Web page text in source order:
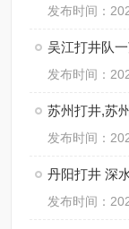
发布时间：
吴江打井队
发布时间：
苏州打井,苏
发布时间：
丹阳打井 深
发布时间：